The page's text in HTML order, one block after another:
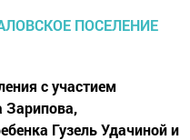
с участием
Зарипова,
Гузель Удачиной и